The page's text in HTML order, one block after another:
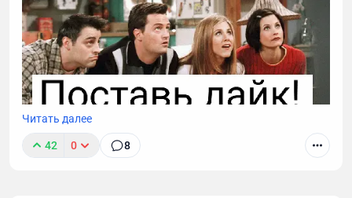
Поддержите проект реакцией и — самое главное —
Читать далее
42 0 8